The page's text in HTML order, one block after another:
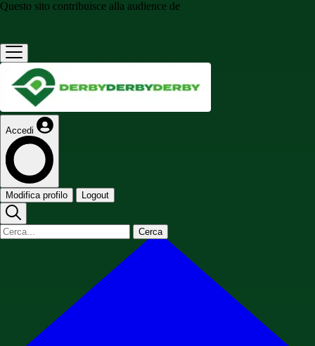
Questo sito contribuisce alla audience de
Accedi
Modifica profilo Logout
Cerca